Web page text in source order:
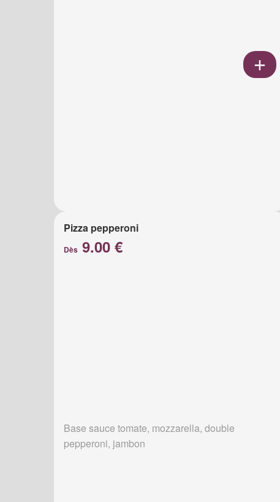
Pizza pepperoni
Dès 9.00 €
Base sauce tomate, mozzarella, double
pepperoni, jambon